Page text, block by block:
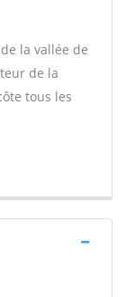
la vallée de
de la
tous les